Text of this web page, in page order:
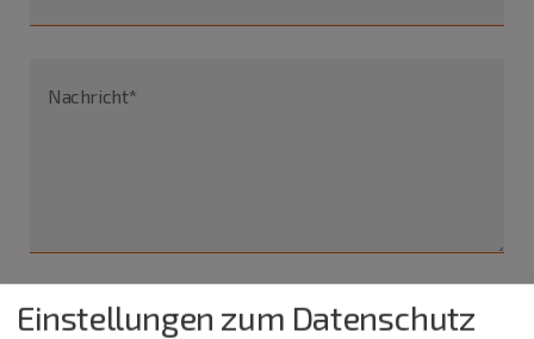
Nachricht*
Ich habe die Datenschutzerklärung gelesenund bin
Einstellungen zum Datenschutz